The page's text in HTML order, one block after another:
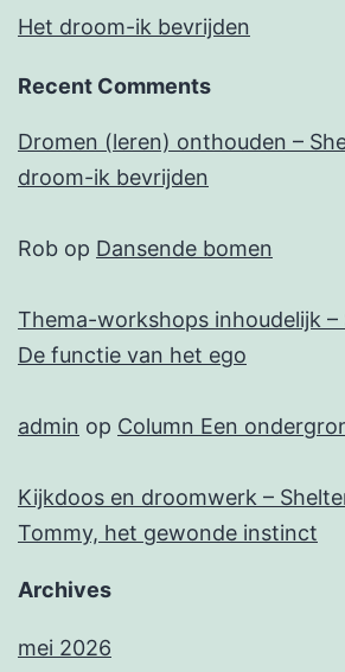
Het droom-ik bevrijden
Recent Comments
Dromen (leren) onthouden –
droom-ik bevrijden
Rob op Dansende bomen
Thema-workshops inhoudelijk –
De functie van het ego
admin op Column Een
Kijkdoos en droomwerk –
Tommy, het gewonde instinct
Archives
mei 2026